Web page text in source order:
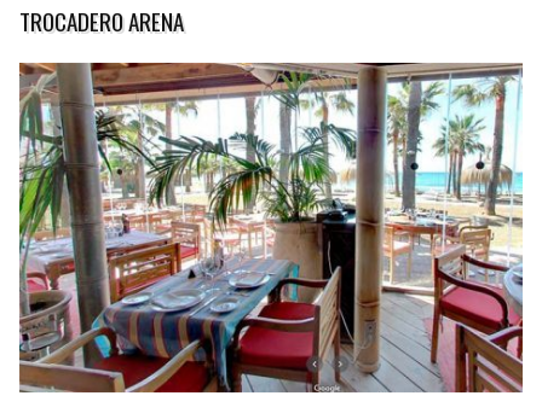
TROCADERO ARENA